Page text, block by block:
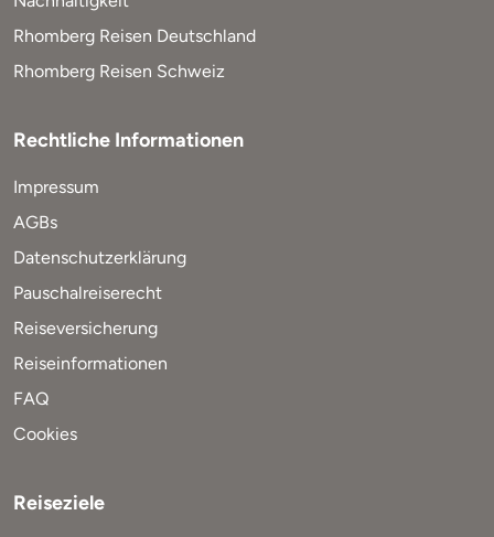
Rhomberg Reisen Deutschland
Rhomberg Reisen Schweiz
Rechtliche Informationen
Impressum
AGBs
Datenschutzerklärung
Pauschalreiserecht
Reiseversicherung
Reiseinformationen
FAQ
Cookies
Reiseziele